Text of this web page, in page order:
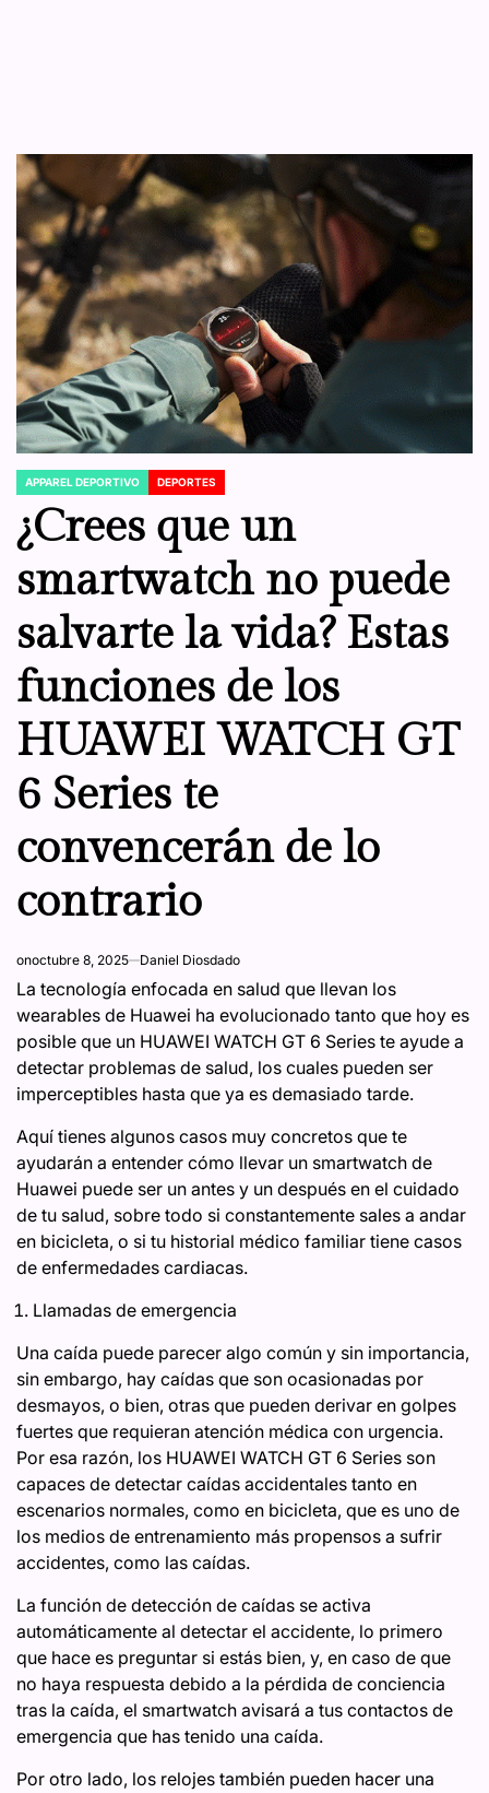
POSTED
APPAREL DEPORTIVO DEPORTES
¿Crees que un
smartwatch no puede
salvarte la vida? Estas
funciones de los
HUAWEI WATCH GT
6 Series te
convencerán de lo
contrario
onoctubre 8, 2025 Daniel Diosdado
La tecnología enfocada en salud que llevan los
wearables de Huawei ha evolucionado tanto que hoy es
posible que un HUAWEI WATCH GT 6 Series te ayude a
detectar problemas de salud, los cuales pueden ser
imperceptibles hasta que ya es demasiado tarde.
Aquí tienes algunos casos muy concretos que te
ayudarán a entender cómo llevar un smartwatch de
Huawei puede ser un antes y un después en el cuidado
de tu salud, sobre todo si constantemente sales a andar
en bicicleta, o si tu historial médico familiar tiene casos
de enfermedades cardiacas.
Llamadas de emergencia
Una caída puede parecer algo común y sin importancia,
sin embargo, hay caídas que son ocasionadas por
desmayos, o bien, otras que pueden derivar en golpes
fuertes que requieran atención médica con urgencia.
Por esa razón, los HUAWEI WATCH GT 6 Series son
capaces de detectar caídas accidentales tanto en
escenarios normales, como en bicicleta, que es uno de
los medios de entrenamiento más propensos a sufrir
accidentes, como las caídas.
La función de detección de caídas se activa
automáticamente al detectar el accidente, lo primero
que hace es preguntar si estás bien, y, en caso de que
no haya respuesta debido a la pérdida de conciencia
tras la caída, el smartwatch avisará a tus contactos de
emergencia que has tenido una caída.
Por otro lado, los relojes también pueden hacer una